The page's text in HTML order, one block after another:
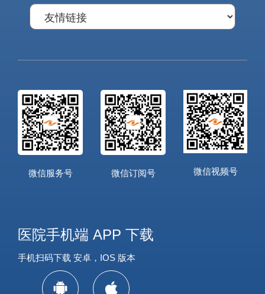
微信服务号 微信订阅号 微信视频号
医院手机端 APP 下载
手机扫码下载 安卓，IOS 版本